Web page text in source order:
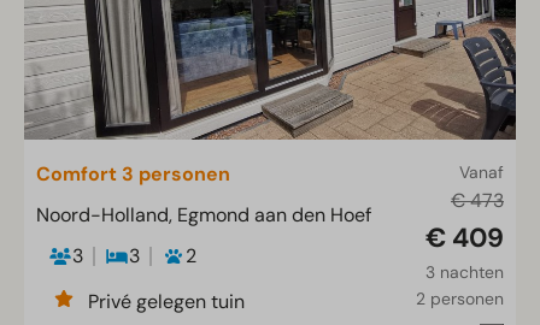
Vanaf
€ 473
€ 409
3 nachten
2 personen
Comfort 3 personen
Noord-Holland, Egmond aan den Hoef
3
3
2
Privé gelegen tuin